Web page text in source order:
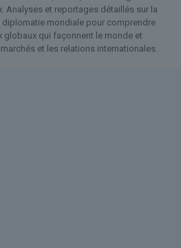
Analyses et reportages détaillés sur la
diplomatie mondiale pour comprendre
globaux qui façonnent le monde et
et les relations internationales.